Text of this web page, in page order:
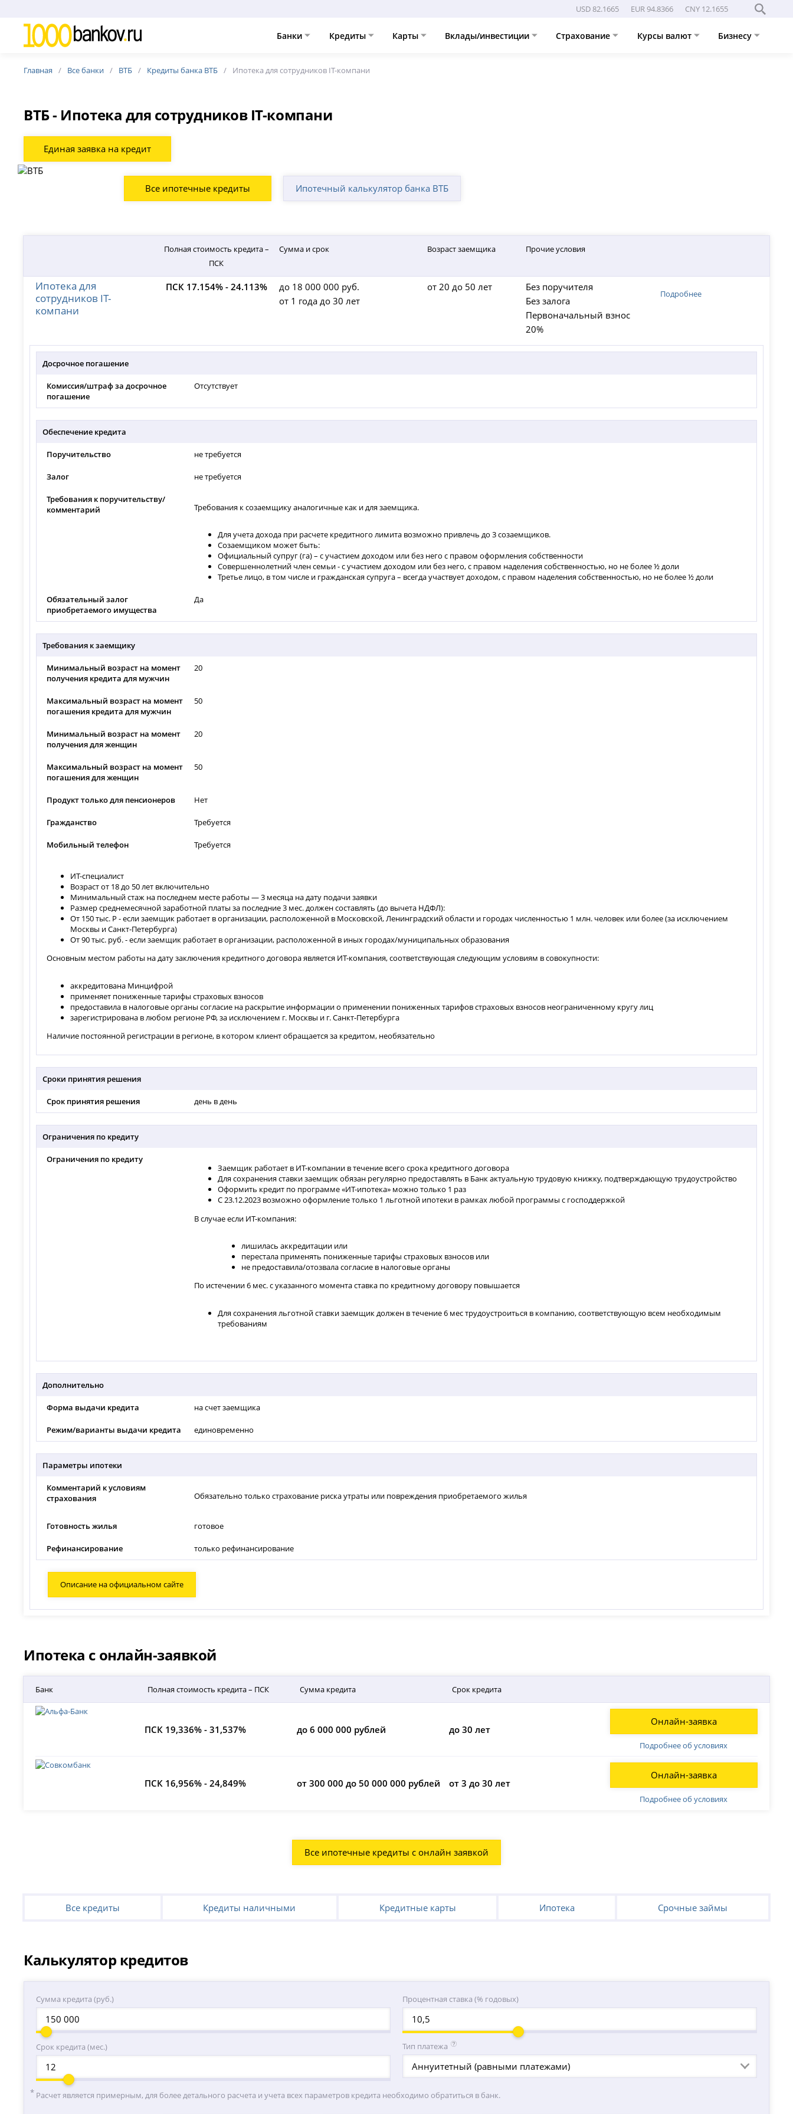
USD 82.1665 EUR 94.8366 CNY 12.1655
Банки Кредиты Карты Вклады/инвестиции Страхование Курсы валют Бизнесу
Главная Все банки ВТБ Кредиты банка ВТБ Ипотека для сотрудников IT-компани
ВТБ - Ипотека для сотрудников IT-компани
Единая заявка на кредит
Все ипотечные кредиты Ипотечный калькулятор банка ВТБ
Полная стоимость кредита –
ПСК
Сумма и срок Возраст заемщика Прочие условия
Ипотека для
сотрудников IT-
компани
ПСК 17.154% - 24.113%
до 18 000 000 руб.
от 1 года до 30 лет
от 20 до 50 лет
Без поручителя
Без залога
Первоначальный взнос
20%
Подробнее
Досрочное погашение
Комиссия/штраф за досрочное
погашение
Отсутствует
Обеспечение кредита
Поручительство не требуется
Залог не требуется
Требования к поручительству/
комментарий
Требования к созаемщику аналогичные как и для заемщика.
Для учета дохода при расчете кредитного лимита возможно привлечь до 3 созаемщиков.
Созаемщиком может быть:
Официальный супруг (га) – с участием доходом или без него с правом оформления собственности
Совершеннолетний член семьи - с участием доходом или без него, с правом наделения собственностью, но не более ½ доли
Третье лицо, в том числе и гражданская супруга – всегда участвует доходом, с правом наделения собственностью, но не более ½ доли
Обязательный залог
приобретаемого имущества
Да
Требования к заемщику
Минимальный возраст на момент
получения кредита для мужчин
20
Максимальный возраст на момент
погашения кредита для мужчин
50
Минимальный возраст на момент
получения для женщин
20
Максимальный возраст на момент
погашения для женщин
50
Продукт только для пенсионеров Нет
Гражданство Требуется
Мобильный телефон Требуется
ИТ-специалист
Возраст от 18 до 50 лет включительно
Минимальный стаж на последнем месте работы — 3 месяца на дату подачи заявки
Размер среднемесячной заработной платы за последние 3 мес. должен составлять (до вычета НДФЛ):
От 150 тыс. Р - если заемщик работает в организации, расположенной в Московской, Ленинградский области и городах численностью 1 млн. человек или более (за исключением
Москвы и Санкт-Петербурга)
От 90 тыс. руб. - если заемщик работает в организации, расположенной в иных городах/муниципальных образования
Основным местом работы на дату заключения кредитного договора является ИТ-компания, соответствующая следующим условиям в совокупности:
аккредитована Минцифрой
применяет пониженные тарифы страховых взносов
предоставила в налоговые органы согласие на раскрытие информации о применении пониженных тарифов страховых взносов неограниченному кругу лиц
зарегистрирована в любом регионе РФ, за исключением г. Москвы и г. Санкт-Петербурга
Наличие постоянной регистрации в регионе, в котором клиент обращается за кредитом, необязательно
Сроки принятия решения
Срок принятия решения день в день
Ограничения по кредиту
Ограничения по кредиту
Заемщик работает в ИТ-компании в течение всего срока кредитного договора
Для сохранения ставки заемщик обязан регулярно предоставлять в Банк актуальную трудовую книжку, подтверждающую трудоустройство
Оформить кредит по программе «ИТ-ипотека» можно только 1 раз
С 23.12.2023 возможно оформление только 1 льготной ипотеки в рамках любой программы с господдержкой
В случае если ИТ-компания:
лишилась аккредитации или
перестала применять пониженные тарифы страховых взносов или
не предоставила/отозвала согласие в налоговые органы
По истечении 6 мес. с указанного момента ставка по кредитному договору повышается
Для сохранения льготной ставки заемщик должен в течение 6 мес трудоустроиться в компанию, соответствующую всем необходимым
требованиям
Дополнительно
Форма выдачи кредита на счет заемщика
Режим/варианты выдачи кредита единовременно
Параметры ипотеки
Комментарий к условиям
страхования
Обязательно только страхование риска утраты или повреждения приобретаемого жилья
Готовность жилья готовое
Рефинансирование только рефинансирование
Описание на официальном сайте
Ипотека с онлайн-заявкой
Банк Полная стоимость кредита – ПСК Сумма кредита Срок кредита
ПСК 19,336% - 31,537% до 6 000 000 рублей до 30 лет
Онлайн-заявка
Подробнее об условиях
ПСК 16,956% - 24,849% от 300 000 до 50 000 000 рублей от 3 до 30 лет
Онлайн-заявка
Подробнее об условиях
Все ипотечные кредиты с онлайн заявкой
Все кредиты Кредиты наличными Кредитные карты Ипотека Срочные займы
Калькулятор кредитов
Сумма кредита (руб.)
Срок кредита (мес.)
Процентная ставка (% годовых)
Тип платежа
Аннуитетный (равными платежами)
Расчет является примерным, для более детального расчета и учета всех параметров кредита необходимо обратиться в банк.